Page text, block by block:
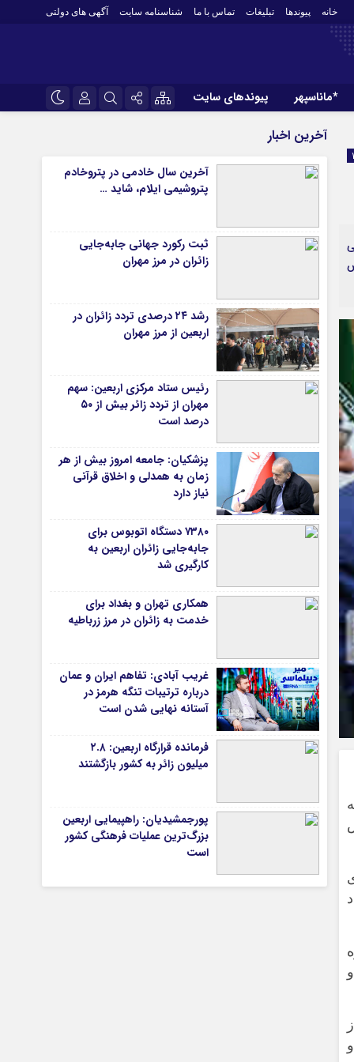
خانه پیوندها تبلیغات تماس با ما شناسنامه سایت آگهی های دولتی
*ماناسپهر پیوندهای سایت
سروش
ایتا
مرا به خاطر بسپار
اطلاعات
باشگاه پرسپولیس
باشگاه استقلال
ورزشهای رزمی
ورزش زنان
سایر حوزه ها
دانشگاه
آموزش و پرورش
بهداشت و درمان
حوادث، انتظامی
شهری و رفاهی
شهرداری و شورای شهر
*ماناسپهر
اطلاعیه
پیام تبریک ماناسپهر
پیوندهای سایت
آخرین اخبار
آخرین سال خادمی در پتروخادم
پتروشیمی ایلام، شاید …
ثبت رکورد جهانی جابه‌جایی
زائران در مرز مهران
رشد ۲۴ درصدی تردد زائران در
اربعین از مرز مهران
رئیس ستاد مرکزی اربعین: سهم
مهران از تردد زائر بیش از ۵۰
درصد است
پزشکیان: جامعه امروز بیش از هر
زمان به همدلی و اخلاق قرآنی
نیاز دارد
۷۳۸۰ دستگاه اتوبوس برای
جابه‌جایی زائران اربعین به‌
کارگیری شد
همکاری تهران و بغداد برای
خدمت به زائران در مرز زرباطیه
غریب آبادی: تفاهم ایران و عمان
درباره ترتیبات تنگه هرمز در
آستانه نهایی شدن است
فرمانده قرارگاه اربعین: ۲.۸
میلیون زائر به کشور بازگشتند
پورجمشیدیان: راهپیمایی اربعین
بزرگ‌ترین عملیات فرهنگی کشور
است